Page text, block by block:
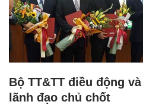
Bộ TT&TT điều động
lãnh đạo chủ chốt